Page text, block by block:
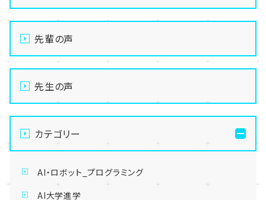
先輩の声
先生の声
カテゴリー
AI・ロボット_プログラミング
AI大学進学